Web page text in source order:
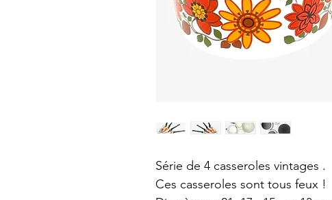
Série de 4 casseroles vintages .
Ces casseroles sont tous feux !